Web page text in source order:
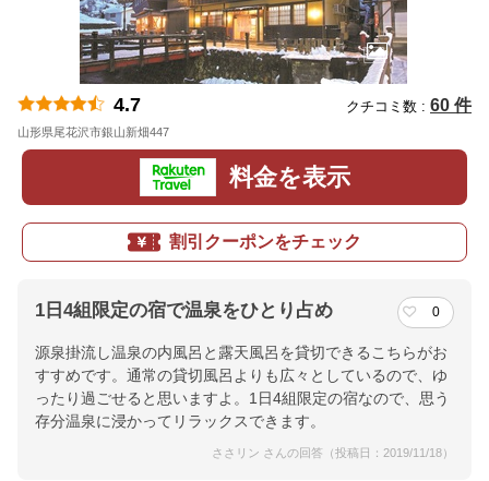
4.7 クチコミ数 : 60 件
山形県尾花沢市銀山新畑447
料金を表示
割引クーポンをチェック
1日4組限定の宿で温泉をひとり占め 0
源泉掛流し温泉の内風呂と露天風呂を貸切できるこちらがお
すすめです。通常の貸切風呂よりも広々としているので、ゆ
ったり過ごせると思いますよ。1日4組限定の宿なので、思う
存分温泉に浸かってリラックスできます。
ささリン さんの回答（投稿日：2019/11/18）